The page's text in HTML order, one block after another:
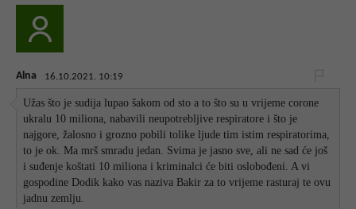
Alna 16.10.2021. 10:19
Užas što je sudija lupao šakom od sto a to što su u vrijeme corone
ukralu 10 miliona, nabavili neupotrebljive respiratore i što je
najgore, žalosno i grozno pobili tolike ljude tim istim respiratorima,
to je ok. Ma mrš smradu jedan. Svima je jasno sve, ali ne sad će još
i suđenje koštati 10 miliona i kriminalci će biti oslobođeni. A vi
gospodine Dodik kako vas naziva Bakir za to vrijeme rasturaj te ovu
jadnu zemlju.